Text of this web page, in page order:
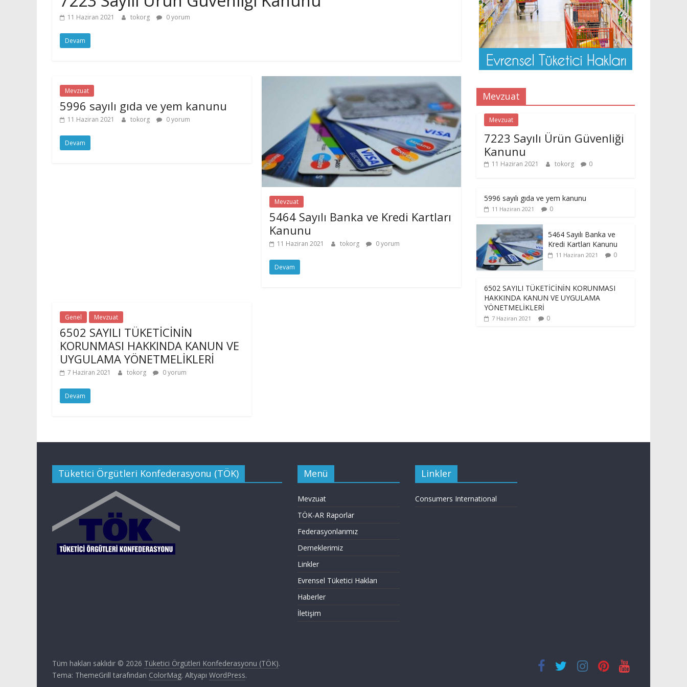
11 Haziran 2021 tokorg 0 yorum
Devam
Mevzuat
5996 sayılı gıda ve yem kanunu
11 Haziran 2021 tokorg 0 yorum
Devam
Mevzuat
5464 Sayılı Banka ve Kredi Kartları
Kanunu
11 Haziran 2021 tokorg 0 yorum
Devam
Genel Mevzuat
6502 SAYILI TÜKETİCİNİN
KORUNMASI HAKKINDA KANUN VE
UYGULAMA YÖNETMELİKLERİ
7 Haziran 2021 tokorg 0 yorum
Devam
Mevzuat
Mevzuat
7223 Sayılı Ürün Güvenliği
Kanunu
11 Haziran 2021 tokorg 0
5996 sayılı gıda ve yem kanunu
11 Haziran 2021 0
5464 Sayılı Banka ve
Kredi Kartları Kanunu
11 Haziran 2021 0
6502 SAYILI TÜKETİCİNİN KORUNMASI
HAKKINDA KANUN VE UYGULAMA
YÖNETMELİKLERİ
7 Haziran 2021 0
Tüketici Örgütleri Konfederasyonu (TÖK) Menü
Mevzuat
TÖK-AR Raporlar
Federasyonlarımız
Derneklerimiz
Linkler
Evrensel Tüketici Hakları
Haberler
İletişim
Linkler
Consumers International
Tüm hakları saklıdır © 2026 Tüketici Örgütleri Konfederasyonu (TÖK).
Tema: ThemeGrill tarafından ColorMag. Altyapı WordPress.